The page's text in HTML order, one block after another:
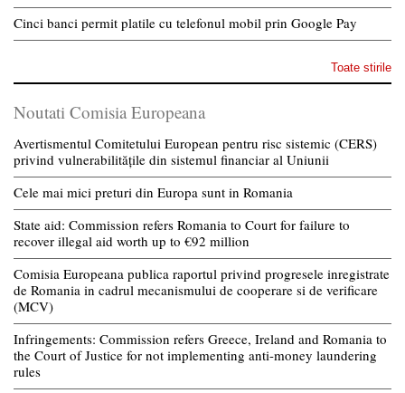
Cinci banci permit platile cu telefonul mobil prin Google Pay
Toate stirile
Noutati Comisia Europeana
Avertismentul Comitetului European pentru risc sistemic (CERS)
privind vulnerabilitățile din sistemul financiar al Uniunii
Cele mai mici preturi din Europa sunt in Romania
State aid: Commission refers Romania to Court for failure to
recover illegal aid worth up to €92 million
Comisia Europeana publica raportul privind progresele inregistrate
de Romania in cadrul mecanismului de cooperare si de verificare
(MCV)
Infringements: Commission refers Greece, Ireland and Romania to
the Court of Justice for not implementing anti-money laundering
rules